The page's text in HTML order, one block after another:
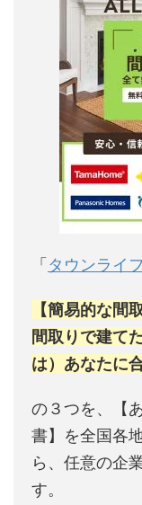
「 タウンライ
【簡易的な間
間取りで建て
は）あなたに
の３つを、【
書】を全国各
ら、任意の企
す。